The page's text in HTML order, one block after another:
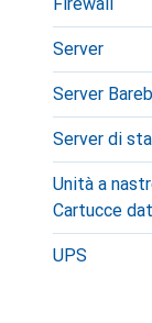
Server
Server
Server di
Unità a
Cartucce
UPS